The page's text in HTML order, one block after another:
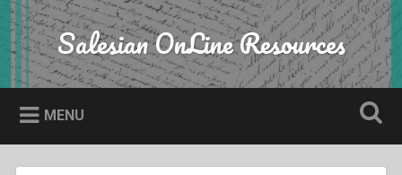
Skip
to
content
Search Salesian OnLine Resources
MENU